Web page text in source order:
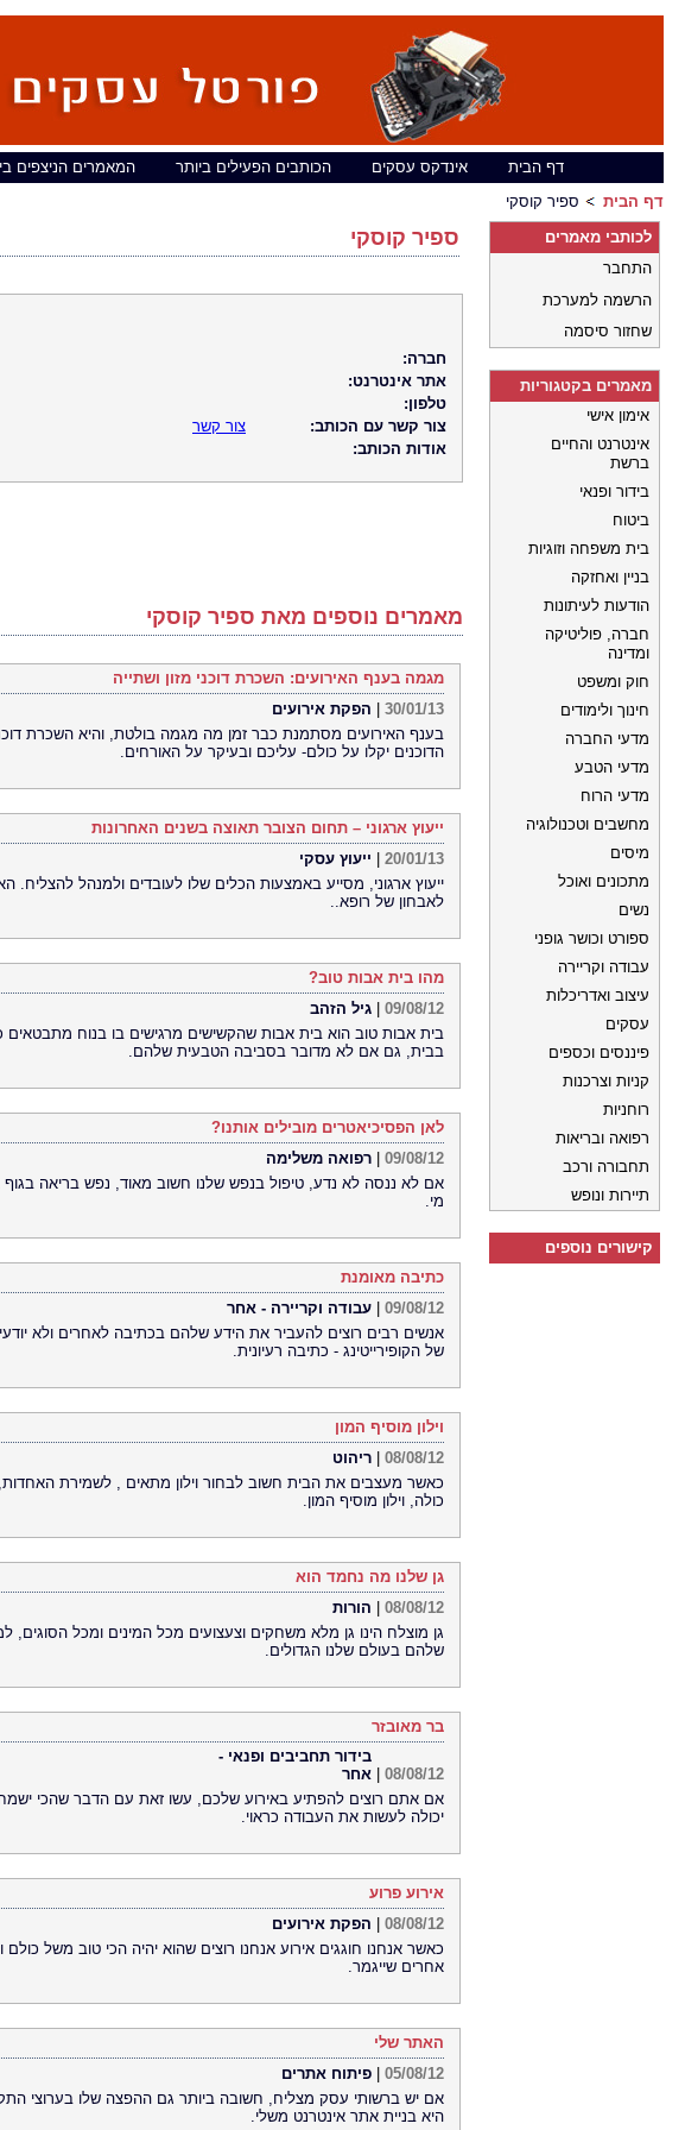
דף הבית אינדקס עסקים הכותבים הפעילים ביותר המאמרים הניצפים
דף הבית
ספיר קוסקי
ספיר קוסקי
חברה:
אתר אינטרנט:
טלפון:
צור קשר עם הכותב:
צור קשר
אודות הכותב:
מאמרים נוספים מאת ספיר קוסקי
מגמה בענף האירועים: השכרת דוכני מזון ושתייה
30/01/13
הפקת אירועים
בענף האירועים מסתמנת כבר זמן מה מגמה בולטת, והיא השכרת
הדוכנים יקלו על כולם- עליכם ובעיקר על האורחים.
ייעוץ ארגוני – תחום הצובר תאוצה בשנים האחרונות
20/01/13
ייעוץ עסקי
ייעוץ ארגוני, מסייע באמצעות הכלים שלו לעובדים ולמנהל להצליח.
לאבחון של רופא..
מהו בית אבות טוב?
09/08/12
גיל הזהב
בית אבות טוב הוא בית אבות שהקשישים מרגישים בו בנוח מתבטאים
בבית, גם אם לא מדובר בסביבה הטבעית שלהם.
לאן הפסיכיאטרים מובילים אותנו?
09/08/12
רפואה משלימה
אם לא ננסה לא נדע, טיפול בנפש שלנו חשוב מאוד, נפש בריאה
מי.
כתיבה מאומנת
09/08/12
עבודה וקריירה - אחר
אנשים רבים רוצים להעביר את הידע שלהם בכתיבה לאחרים ולא
של הקופירייטינג - כתיבה רעיונית.
וילון מוסיף המון
08/08/12
ריהוט
כאשר מעצבים את הבית חשוב לבחור וילון מתאים , לשמירת
כולה, וילון מוסיף המון.
גן שלנו מה נחמד הוא
08/08/12
הורות
גן מוצלח הינו גן מלא משחקים וצעצועים מכל המינים ומכל
שלהם בעולם שלנו הגדולים.
בר מאובזר
08/08/12
בידור תחביבים ופנאי -
אחר
אם אתם רוצים להפתיע באירוע שלכם, עשו זאת עם הדבר שהכי
יכולה לעשות את העבודה כראוי.
אירוע פרוע
08/08/12
הפקת אירועים
כאשר אנחנו חוגגים אירוע אנחנו רוצים שהוא יהיה הכי טוב משל
אחרים שייגמר.
האתר שלי
05/08/12
פיתוח אתרים
אם יש ברשותי עסק מצליח, חשובה ביותר גם ההפצה שלו בערוצי
היא בניית אתר אינטרנט משלי.
לכותבי מאמרים
התחבר
הרשמה למערכת
שחזור סיסמה
מאמרים בקטגוריות
אימון אישי
אינטרנט והחיים
ברשת
בידור ופנאי
ביטוח
בית משפחה וזוגיות
בניין ואחזקה
הודעות לעיתונות
חברה, פוליטיקה
ומדינה
חוק ומשפט
חינוך ולימודים
מדעי החברה
מדעי הטבע
מדעי הרוח
מחשבים וטכנולוגיה
מיסים
מתכונים ואוכל
נשים
ספורט וכושר גופני
עבודה וקריירה
עיצוב ואדריכלות
עסקים
פיננסים וכספים
קניות וצרכנות
רוחניות
רפואה ובריאות
תחבורה ורכב
תיירות ונופש
קישורים נוספים